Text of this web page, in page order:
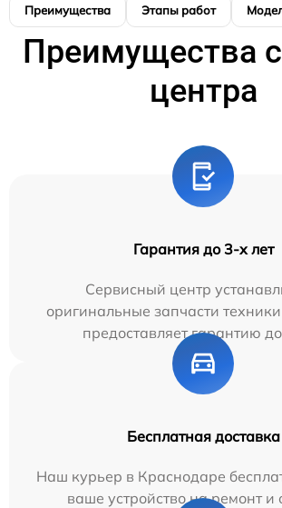
Преимущества Этапы работ
Преимущества
центра
Гарантия до 3-х лет
Сервисный центр
оригинальные запчасти
предоставляет гарантию
Бесплатная доставка
Наш курьер в Краснодаре
ваше устройство на ремонт и